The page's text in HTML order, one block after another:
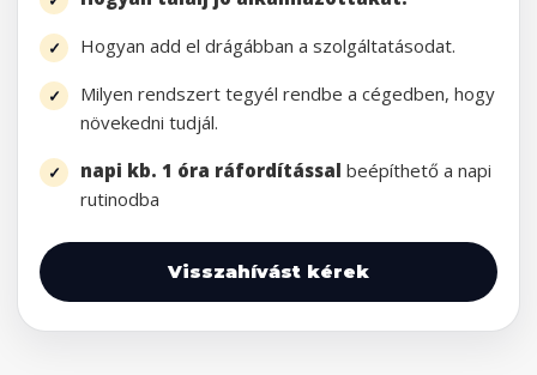
Hogyan add el drágábban a szolgáltatásodat.
Milyen rendszert tegyél rendbe a cégedben, hogy
növekedni tudjál.
napi kb. 1 óra ráfordítással beépíthető a napi
rutinodba
Visszahívást kérek